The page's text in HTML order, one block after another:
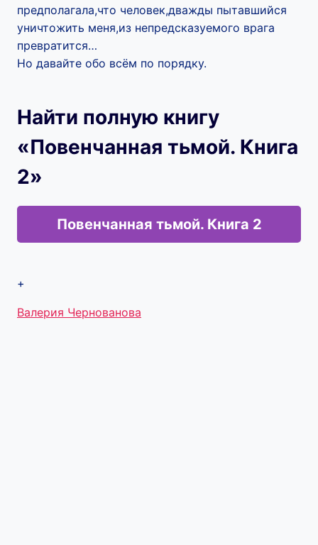
предполагала,что человек,дважды пытавшийся
уничтожить меня,из непредсказуемого врага
превратится…
Но давайте обо всём по порядку.
Найти полную книгу
«Повенчанная тьмой. Книга
2»
Повенчанная тьмой. Книга 2
+
Метки
Валерия Чернованова